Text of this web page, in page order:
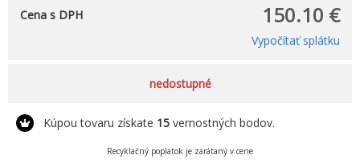
150.10 €
Cena s DPH
Vypočítať splátku
nedostupné
Kúpou tovaru získate 15 vernostných bodov.
Recyklačný poplatok je zarátaný v cene